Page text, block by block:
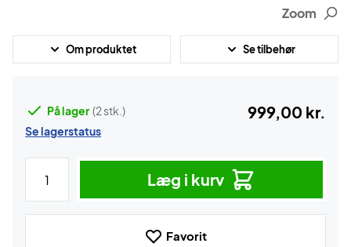
Zoom
Om produktet Se tilbehør
På lager (2 stk.)
Se lagerstatus
999,00 kr.
Læg i kurv
Favorit